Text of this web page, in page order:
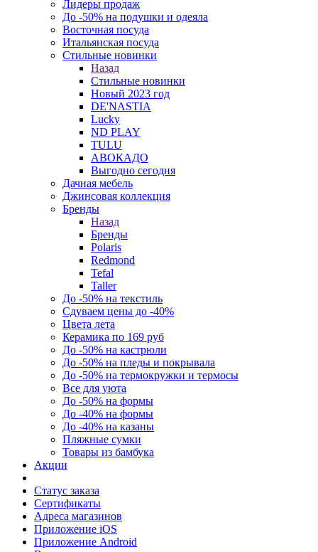
Лидеры продаж
До -50% на подушки и одеяла
Восточная посуда
Итальянская посуда
Стильные новинки
Назад
Стильные новинки
Новый 2023 год
DE'NASTIA
Lucky
ND PLAY
TULU
АВОКАДО
Выгодно сегодня
Дачная мебель
Джинсовая коллекция
Бренды
Назад
Бренды
Polaris
Redmond
Tefal
Taller
До -50% на текстиль
Сдуваем цены до -40%
Цвета лета
Керамика по 169 руб
До -50% на кастрюли
До -50% на пледы и покрывала
До -50% на термокружки и термосы
Все для уюта
До -50% на формы
До -40% на формы
До -40% на казаны
Пляжные сумки
Товары из бамбука
Акции
Статус заказа
Сертификаты
Адреса магазинов
Приложение iOS
Приложение Android